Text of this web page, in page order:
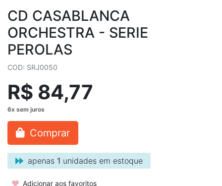
CD CASABLANCA
ORCHESTRA - SERIE
PEROLAS
COD: SRJ0050
R$ 84,77
Comprar
apenas 1 unidades em estoque
Adicionar aos favoritos